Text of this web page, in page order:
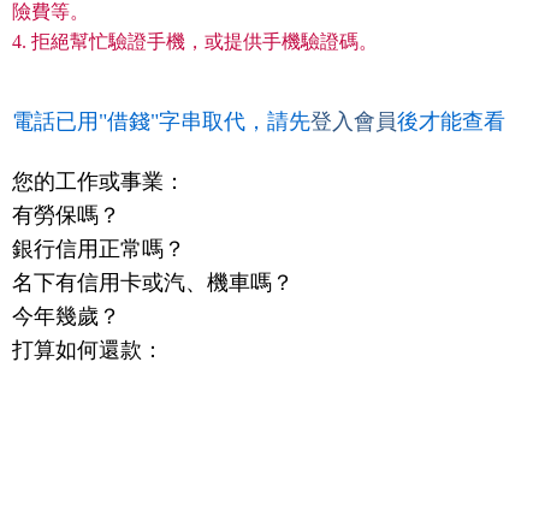
險費等。
4. 拒絕幫忙驗證手機，或提供手機驗證碼。
電話已用"借錢"字串取代，請先登入會員後才能查看
您的工作或事業：
有勞保嗎？
銀行信用正常嗎？
名下有信用卡或汽、機車嗎？
今年幾歲？
打算如何還款：